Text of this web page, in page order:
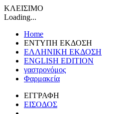
ΚΛΕΙΣΙΜΟ
Loading...
Home
ΕΝΤΥΠΗ ΕΚΔΟΣΗ
ΕΛΛΗΝΙΚΗ ΕΚΔΟΣΗ
ENGLISH EDITION
γαστρονόμος
Φαρμακεία
ΕΓΓΡΑΦΗ
ΕΙΣΟΔΟΣ